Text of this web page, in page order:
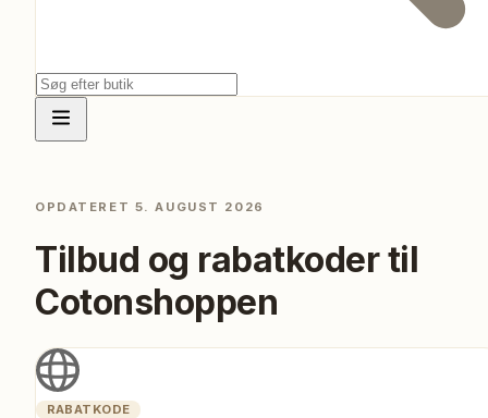
OPDATERET 5. AUGUST 2026
Tilbud og rabatkoder til
Cotonshoppen
RABATKODE